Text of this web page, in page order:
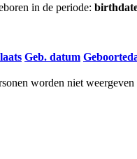
in de periode:
Geb. datum
worden niet